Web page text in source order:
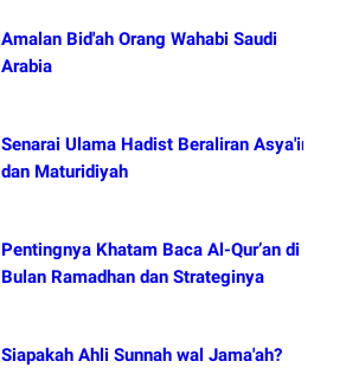
Amalan Bid'ah Orang Wahabi Saudi
Arabia
Senarai Ulama Hadist Beraliran Asya'irah
dan Maturidiyah
Pentingnya Khatam Baca Al-Qur’an di
Bulan Ramadhan dan Strateginya
Siapakah Ahli Sunnah wal Jama'ah?